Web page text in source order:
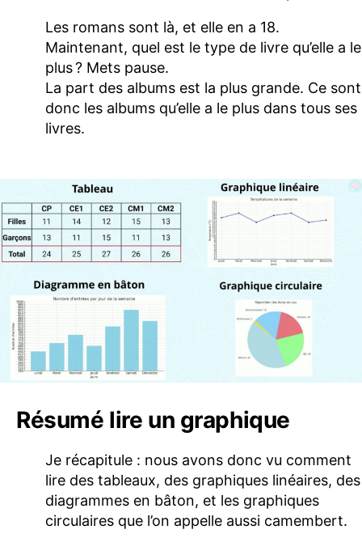
Les romans sont là, et elle en a 18.
Maintenant, quel est le type de livre qu’elle a le
plus ? Mets pause.
La part des albums est la plus grande. Ce sont
donc les albums qu’elle a le plus dans tous ses
livres.
Résumé lire un graphique
Je récapitule : nous avons donc vu comment
lire des tableaux, des graphiques linéaires, des
diagrammes en bâton, et les graphiques
circulaires que l’on appelle aussi camembert.